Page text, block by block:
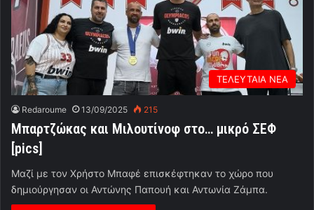
ΤΕΛΕΥΤΑΙΑ ΝΕΑ
Redaroume 13/09/2025 215
Μπαρτζώκας και Μιλουτίνοφ στο… μικρό ΣΕΦ
[pics]
Μαζί με τον Χρήστο Μπαφέ επισκέφτηκαν το χώρο που
δημιούργησαν οι Αντώνης Παπουή και Αντωνία Ζάμπα.